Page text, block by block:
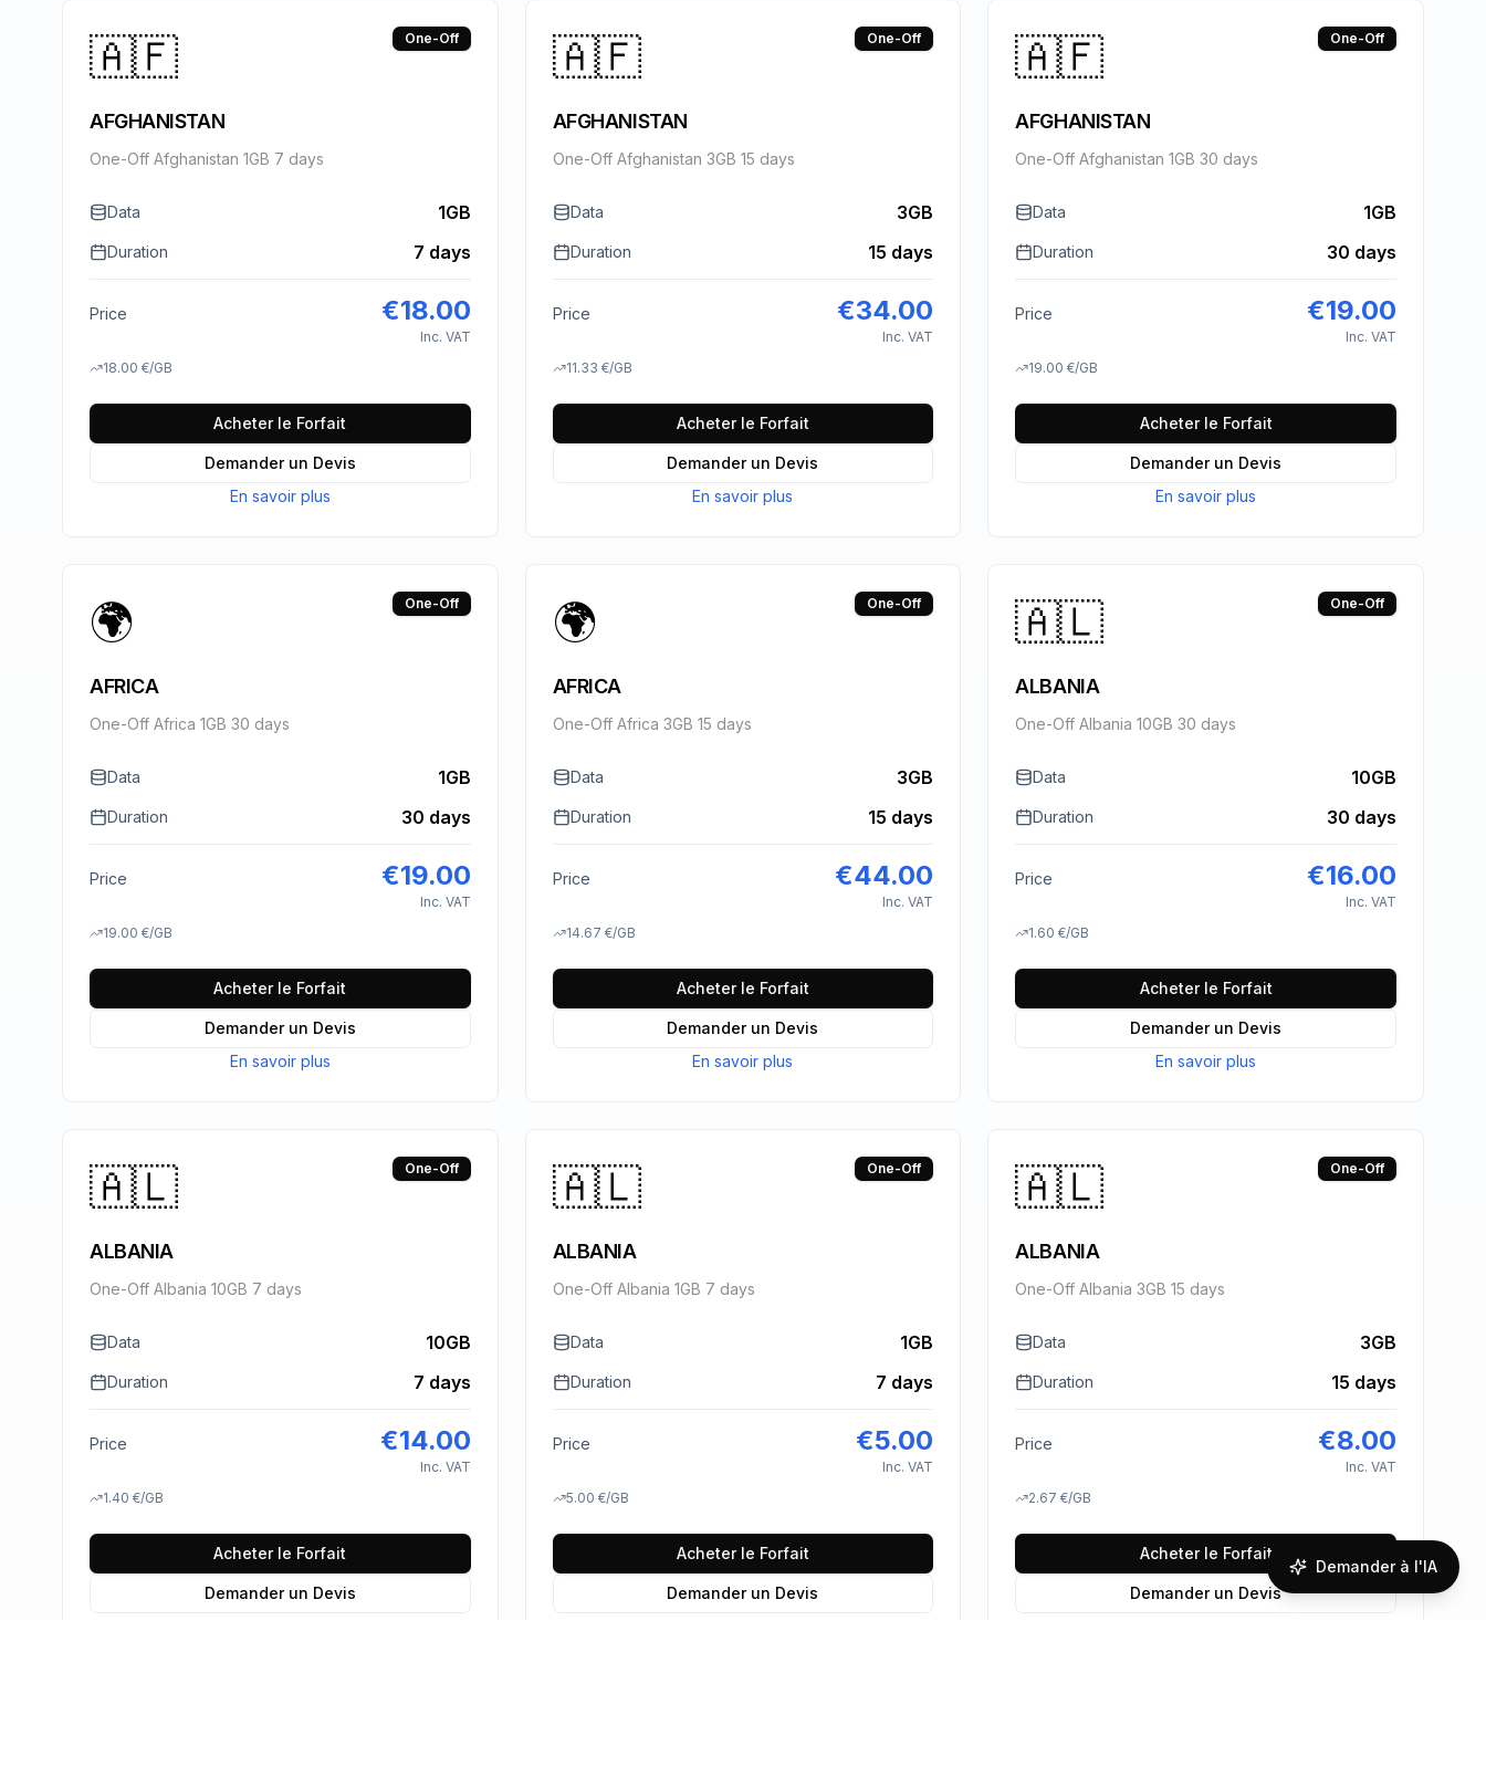
🇦🇫 One-Off
AFGHANISTAN
One-Off Afghanistan 1GB 7 days
Data 1GB
Duration 7 days
Price €18.00
Inc. VAT
18.00 €/GB
Acheter le Forfait
Demander un Devis
En savoir plus
🇦🇫 One-Off
AFGHANISTAN
One-Off Afghanistan 3GB 15 days
Data 3GB
Duration 15 days
Price €34.00
Inc. VAT
11.33 €/GB
Acheter le Forfait
Demander un Devis
En savoir plus
🇦🇫 One-Off
AFGHANISTAN
One-Off Afghanistan 1GB 30 days
Data 1GB
Duration 30 days
Price €19.00
Inc. VAT
19.00 €/GB
Acheter le Forfait
Demander un Devis
En savoir plus
🌍 One-Off
AFRICA
One-Off Africa 1GB 30 days
Data 1GB
Duration 30 days
Price €19.00
Inc. VAT
19.00 €/GB
Acheter le Forfait
Demander un Devis
En savoir plus
🌍 One-Off
AFRICA
One-Off Africa 3GB 15 days
Data 3GB
Duration 15 days
Price €44.00
Inc. VAT
14.67 €/GB
Acheter le Forfait
Demander un Devis
En savoir plus
🇦🇱 One-Off
ALBANIA
One-Off Albania 10GB 30 days
Data 10GB
Duration 30 days
Price €16.00
Inc. VAT
1.60 €/GB
Acheter le Forfait
Demander un Devis
En savoir plus
🇦🇱 One-Off
ALBANIA
One-Off Albania 10GB 7 days
Data 10GB
Duration 7 days
Price €14.00
Inc. VAT
1.40 €/GB
Acheter le Forfait
Demander un Devis
🇦🇱 One-Off
ALBANIA
One-Off Albania 1GB 7 days
Data 1GB
Duration 7 days
Price €5.00
Inc. VAT
5.00 €/GB
Acheter le Forfait
Demander un Devis
🇦🇱 One-Off
ALBANIA
One-Off Albania 3GB 15 days
Data 3GB
Duration 15 days
Price €8.00
Inc. VAT
2.67 €/GB
Acheter le Forfait
Demander un Devis
Demander à l'IA